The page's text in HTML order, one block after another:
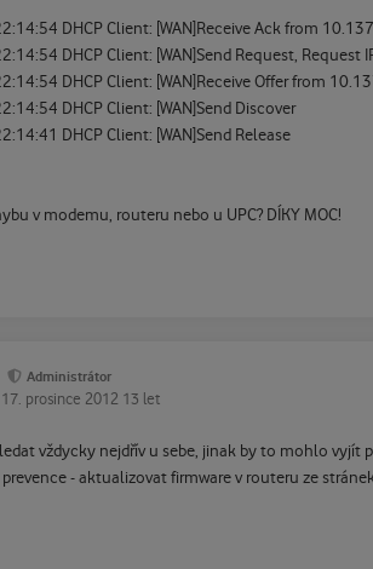
DHCP Client: [WAN]Receive Ack from
DHCP Client: [WAN]Send Request, Request
DHCP Client: [WAN]Receive Offer from
DHCP Client: [WAN]Send Discover
DHCP Client: [WAN]Send Release
v modemu, routeru nebo u UPC? DÍKY MOC!
Administrátor
17. prosince 2012 13 let
vždycky nejdřív u sebe, jinak by to mohlo vyjít
- aktualizovat firmware v routeru ze